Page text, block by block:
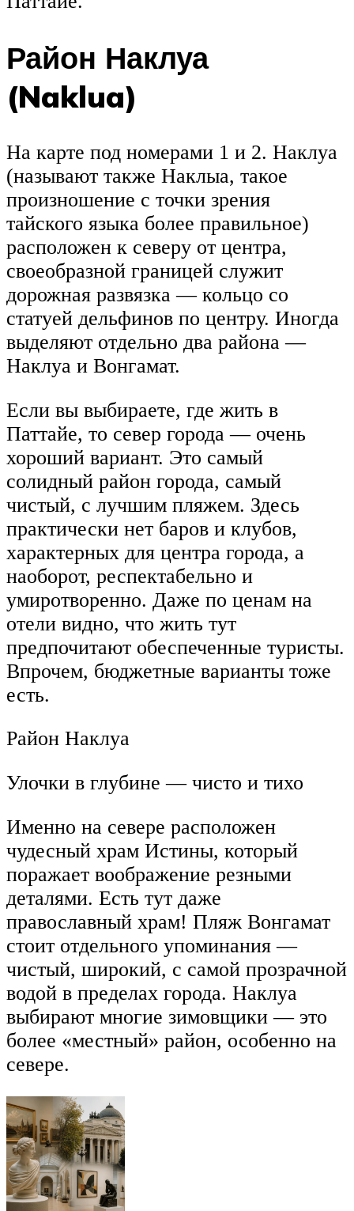
Район Наклуа
(Naklua)
На карте под номерами 1 и 2. Наклуа
(называют также Наклыа, такое
произношение с точки зрения
тайского языка более правильное)
расположен к северу от центра,
своеобразной границей служит
дорожная развязка — кольцо со
статуей дельфинов по центру. Иногда
выделяют отдельно два района —
Наклуа и Вонгамат.
Если вы выбираете, где жить в
Паттайе, то север города — очень
хороший вариант. Это самый
солидный район города, самый
чистый, с лучшим пляжем. Здесь
практически нет баров и клубов,
характерных для центра города, а
наоборот, респектабельно и
умиротворенно. Даже по ценам на
отели видно, что жить тут
предпочитают обеспеченные туристы.
Впрочем, бюджетные варианты тоже
есть.
Район Наклуа
Улочки в глубине — чисто и тихо
Именно на севере расположен
чудесный храм Истины, который
поражает воображение резными
деталями. Есть тут даже
православный храм! Пляж Вонгамат
стоит отдельного упоминания —
чистый, широкий, с самой прозрачной
водой в пределах города. Наклуа
выбирают многие зимовщики — это
более «местный» район, особенно на
севере.